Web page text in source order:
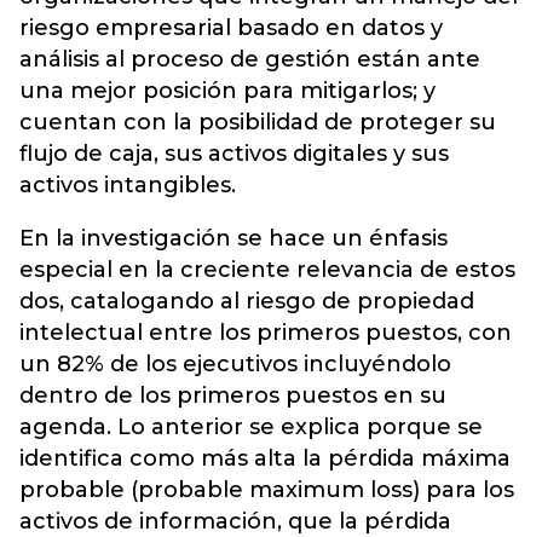
riesgo empresarial basado en datos y
análisis al proceso de gestión están ante
una mejor posición para mitigarlos; y
cuentan con la posibilidad de proteger su
flujo de caja, sus activos digitales y sus
activos intangibles.
En la investigación se hace un énfasis
especial en la creciente relevancia de estos
dos, catalogando al riesgo de propiedad
intelectual entre los primeros puestos, con
un 82% de los ejecutivos incluyéndolo
dentro de los primeros puestos en su
agenda. Lo anterior se explica porque se
identifica como más alta la pérdida máxima
probable (probable maximum loss) para los
activos de información, que la pérdida